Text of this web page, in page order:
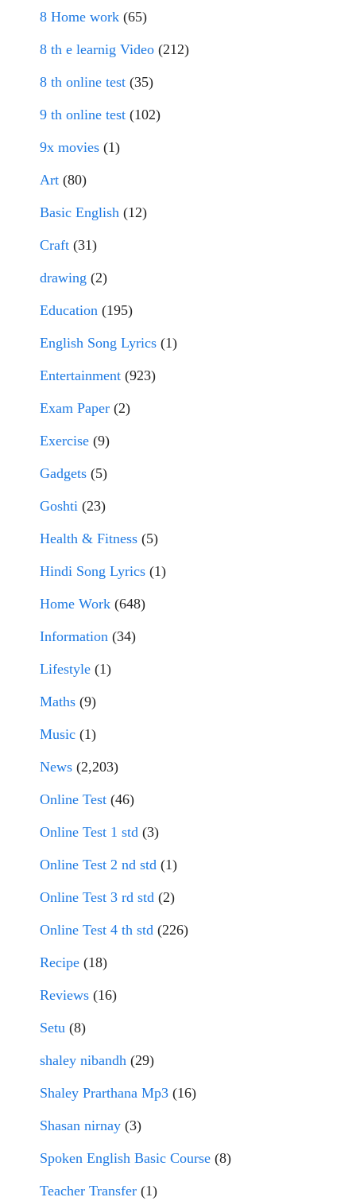
8 Home work (65)
8 th e learnig Video (212)
8 th online test (35)
9 th online test (102)
9x movies (1)
Art (80)
Basic English (12)
Craft (31)
drawing (2)
Education (195)
English Song Lyrics (1)
Entertainment (923)
Exam Paper (2)
Exercise (9)
Gadgets (5)
Goshti (23)
Health & Fitness (5)
Hindi Song Lyrics (1)
Home Work (648)
Information (34)
Lifestyle (1)
Maths (9)
Music (1)
News (2,203)
Online Test (46)
Online Test 1 std (3)
Online Test 2 nd std (1)
Online Test 3 rd std (2)
Online Test 4 th std (226)
Recipe (18)
Reviews (16)
Setu (8)
shaley nibandh (29)
Shaley Prarthana Mp3 (16)
Shasan nirnay (3)
Spoken English Basic Course (8)
Teacher Transfer (1)